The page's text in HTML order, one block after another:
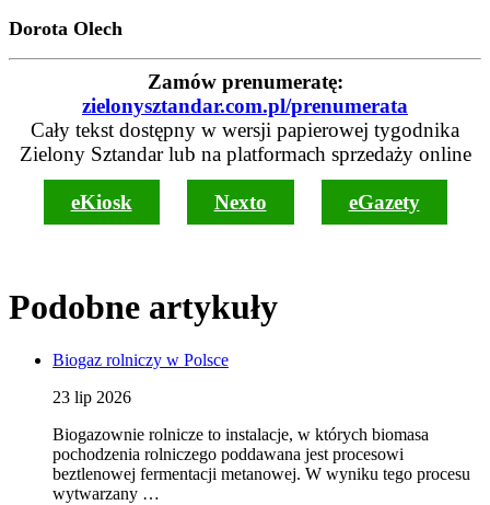
Dorota Olech
Zamów prenumeratę:
zielonysztandar.com.pl/prenumerata
Cały tekst dostępny w wersji papierowej tygodnika
Zielony Sztandar lub na platformach sprzedaży online
eKiosk Nexto eGazety
Podobne artykuły
Biogaz rolniczy w Polsce
23 lip 2026
Biogazownie rolnicze to instalacje, w których biomasa
pochodzenia rolniczego poddawana jest procesowi
beztlenowej fermentacji metanowej. W wyniku tego procesu
wytwarzany …